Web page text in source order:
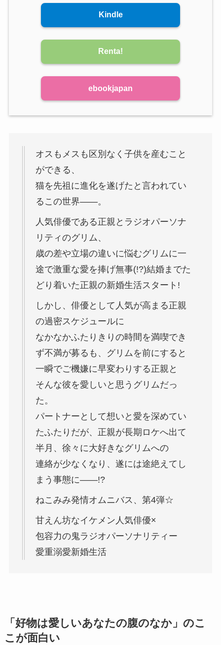
Kindle
Renta!
ebookjapan
オスもメスも区別なく子供を産むこと
ができる、
猫を先祖に進化を遂げたと言われてい
るこの世界――。
人気俳優である正親とラジオパーソナ
リティのグリム、
歳の差や立場の違いに悩むグリムに一
途で激重な愛を捧げ無事(!?)結婚までた
どり着いた正親の新婚生活スタート!
しかし、俳優として人気が高まる正親
の過密スケジュールに
なかなかふたりきりの時間を満喫でき
ず不満が募るも、グリムを前にすると
一瞬でご機嫌に早変わりする正親と
そんな彼を愛しいと思うグリムだっ
た。
パートナーとして想いと愛を深めてい
たふたりだが、正親が長期ロケへ出て
半月、徐々に大好きなグリムへの
連絡が少なくなり、遂には途絶えてし
まう事態に――!?
ねこみみ発情オムニバス、第4弾☆
甘えん坊なイケメン人気俳優×
包容力の鬼ラジオパーソナリティー
愛重溺愛新婚生活
「好物は愛しいあなたの腹のなか」のこ
こが面白い